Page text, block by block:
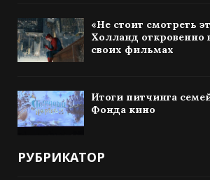
«Не стоит смотреть
Холланд откровенно
своих фильмах
Итоги питчинга
Фонда кино
РУБРИКАТОР